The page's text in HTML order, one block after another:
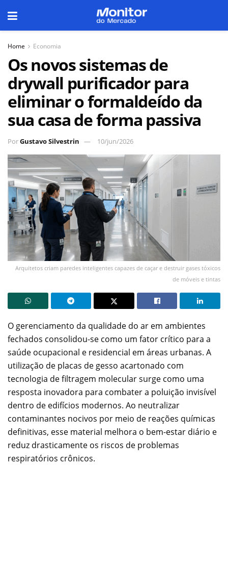
Home Economia
Os novos sistemas de
drywall purificador para
eliminar o formaldeído da
sua casa de forma passiva
PorGustavo Silvestrin 10/jun/2026
Arquitetos criam paredes inteligentes capazes de caçar e destruir gases tóxicos
de móveis e tintas
O gerenciamento da qualidade do ar em ambientes
fechados consolidou-se como um fator crítico para a
saúde ocupacional e residencial em áreas urbanas. A
utilização de placas de gesso acartonado com
tecnologia de filtragem molecular surge como uma
resposta inovadora para combater a poluição invisível
dentro de edifícios modernos. Ao neutralizar
contaminantes nocivos por meio de reações químicas
definitivas, esse material melhora o bem-estar diário e
reduz drasticamente os riscos de problemas
respiratórios crônicos.